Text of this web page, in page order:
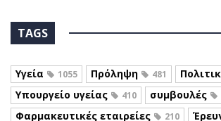
TAGS
Υγεία 1055 Πρόληψη 481
Υπουργείο υγείας 410 συμβουλές
Φαρμακευτικές εταιρείες 210